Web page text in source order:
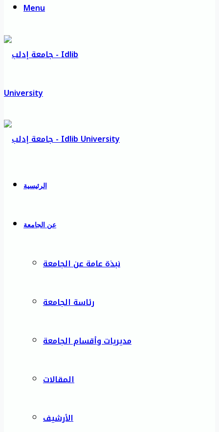
Menu
الرئيسية
عن الجامعة
نبذة عامة عن الجامعة
رئاسة الجامعة
مديريات وأقسام الجامعة
المقالات
الأرشيف